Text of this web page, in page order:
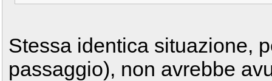
Stessa identica situazione,
passaggio), non avrebbe